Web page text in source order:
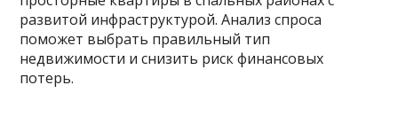
развитой инфраструктурой. Анализ спроса
поможет выбрать правильный тип
недвижимости и снизить риск финансовых
потерь.